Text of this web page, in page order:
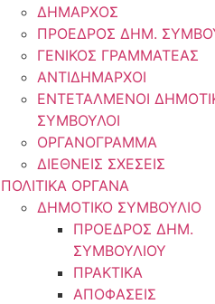
ΔΗΜΑΡΧΟΣ
ΠΡΟΕΔΡΟΣ ΔΗΜ.
ΓΕΝΙΚΟΣ ΓΡΑΜΜΑΤΕΑΣ
ΑΝΤΙΔΗΜΑΡΧΟΙ
ΕΝΤΕΤΑΛΜΕΝΟΙ
ΣΥΜΒΟΥΛΟΙ
ΟΡΓΑΝΟΓΡΑΜΜΑ
ΔΙΕΘΝΕΙΣ ΣΧΕΣΕΙΣ
ΠΟΛΙΤΙΚΑ ΟΡΓΑΝΑ
ΔΗΜΟΤΙΚΟ ΣΥΜΒΟΥΛΙΟ
ΠΡΟΕΔΡΟΣ ΔΗΜ.
ΣΥΜΒΟΥΛΙΟΥ
ΠΡΑΚΤΙΚΑ
ΑΠΟΦΑΣΕΙΣ